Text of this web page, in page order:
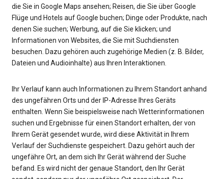
die Sie in Google Maps ansehen; Reisen, die Sie über Google
Flüge und Hotels auf Google buchen; Dinge oder Produkte, nach
denen Sie suchen; Werbung, auf die Sie klicken; und
Informationen von Websites, die Sie mit Suchdiensten
besuchen. Dazu gehören auch zugehörige Medien (z. B. Bilder,
Dateien und Audioinhalte) aus Ihren Interaktionen.
Ihr Verlauf kann auch Informationen zu Ihrem Standort anhand
des ungefähren Orts und der IP-Adresse Ihres Geräts
enthalten. Wenn Sie beispielsweise nach Wetterinformationen
suchen und Ergebnisse für einen Standort erhalten, der von
Ihrem Gerät gesendet wurde, wird diese Aktivität in Ihrem
Verlauf der Suchdienste gespeichert. Dazu gehört auch der
ungefähre Ort, an dem sich Ihr Gerät während der Suche
befand. Es wird nicht der genaue Standort, den Ihr Gerät